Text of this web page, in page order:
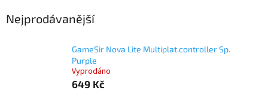
Nejprodávanější
GameSir Nova Lite Multiplat.controller Sp.
Purple
Vyprodáno
649 Kč